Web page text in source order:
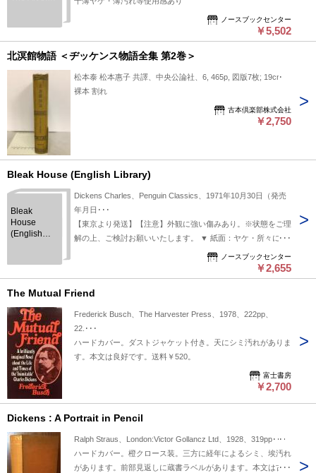
Hard Times
ノースブックセンター
￥5,502
北溟館物語 ＜ヂッケンス物語全集 第2巻＞
松本泰 松本惠子 共譯、中央公論社、6, 465p, 図版7枚; 19cm
裸本 割れ
古本倶楽部株式会社
￥2,750
Bleak House (English Library)
Bleak
House
(English
Dickens Charles、Penguin Classics、1971年10月30日（発売
年月日･･･
【東京より発送】【注意】外観に強い傷みあり。※状態をご理
解の上、ご検討お願いいたします。 ▼ 紙面：ヤケ・所々に汚
れ ▼ 表紙：ふち傷み・角折れ▼ 中古品のため、シミ・ヤケ・
ノースブックセンター
￥2,655
The Mutual Friend
Frederick Busch、The Harvester Press、1978、222pp、
22.･･･
ハードカバー。ダストジャケット付き。天にシミ汚れがありま
す。本文は良好です。送料￥520。
富士書房
￥2,700
Dickens : A Portrait in Pencil
Ralph Straus、London:Victor Gollancz Ltd、1928、319pp･･･
ハードカバー。橙クロース装。三方に経年によるシミ、埃汚れ
があります。前部見返しに蔵書ラベルがあります。本文は古書